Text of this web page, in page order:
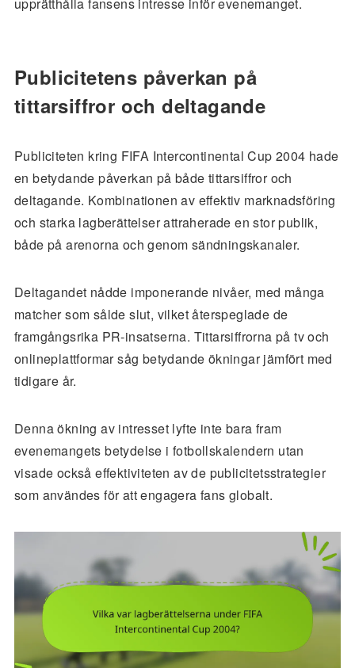
Publicitetens påverkan på
tittarsiffror och deltagande
Publiciteten kring FIFA Intercontinental Cup 2004 hade
en betydande påverkan på både tittarsiffror och
deltagande. Kombinationen av effektiv marknadsföring
och starka lagberättelser attraherade en stor publik,
både på arenorna och genom sändningskanaler.
Deltagandet nådde imponerande nivåer, med många
matcher som sålde slut, vilket återspeglade de
framgångsrika PR-insatserna. Tittarsiffrorna på tv och
onlineplattformar såg betydande ökningar jämfört med
tidigare år.
Denna ökning av intresset lyfte inte bara fram
evenemangets betydelse i fotbollskalendern utan
visade också effektiviteten av de publicitetsstrategier
som användes för att engagera fans globalt.